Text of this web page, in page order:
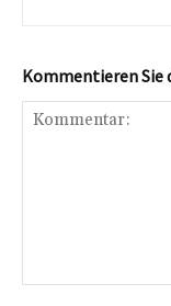
Kommentieren Sie